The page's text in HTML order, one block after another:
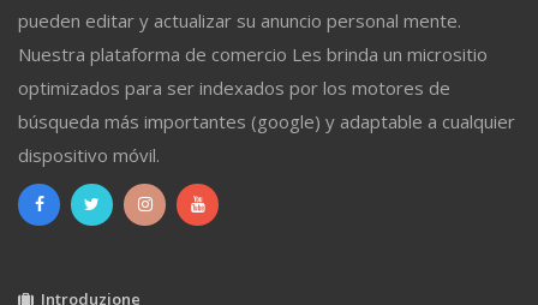
pueden editar y actualizar su anuncio personal mente.
Nuestra plataforma de comercio Les brinda un micrositio
optimizados para ser indexados por los motores de
búsqueda más importantes (google) y adaptable a cualquier
dispositivo móvil.
Introduzione